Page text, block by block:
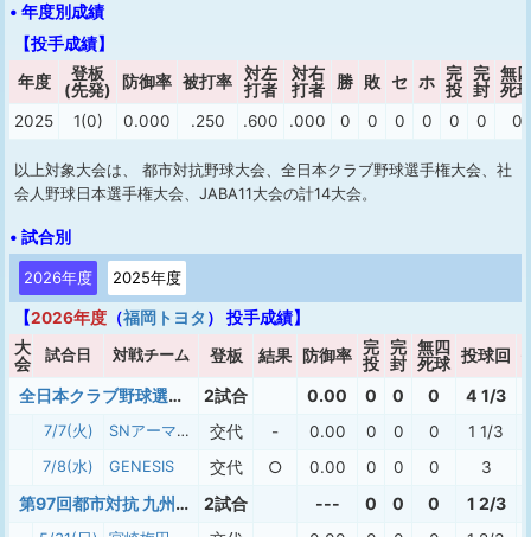
• 年度別成績
【投手成績】
年度
登板
(先発)
防御率 被打率
対左
打者
対右
打者
勝 敗 セ ホ
完
投
完
封
無
死
2025
1(0) 0.000 .250 .600 .000 0 0 0 0 0 0 0
以上対象大会は、 都市対抗野球大会、全日本クラブ野球選手権大会、社
会人野球日本選手権大会、JABA11大会の計14大会。
• 試合別
2026年度 2025年度
【2026年度 （福岡トヨタ ） 投手成績】
大
会
試合日 対戦チーム 登板 結果 防御率
完
投
完
封
無四
死球 投球回
全日本クラブ野球選手権九州地区予選 2試合 0.00 0 0 0 4 1/3
7/7(火) SNアーマンズBC 交代 - 0.00 0 0 0 1 1/3
7/8(水) GENESIS 交代 ○ 0.00 0 0 0 3
第97回都市対抗 九州地区予選 2試合 --- 0 0 0 1 2/3